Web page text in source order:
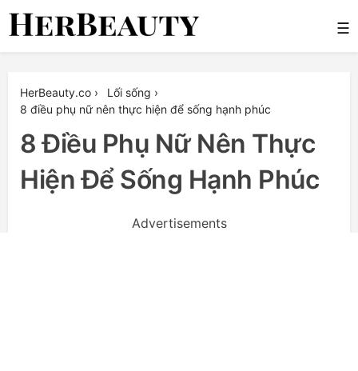
Skip
☰
HerBeauty.co › Lối sống ›
8 điều phụ nữ nên thực hiện để sống hạnh phúc
8 Điều Phụ Nữ Nên Thực
Hiện Để Sống Hạnh Phúc
Advertisements